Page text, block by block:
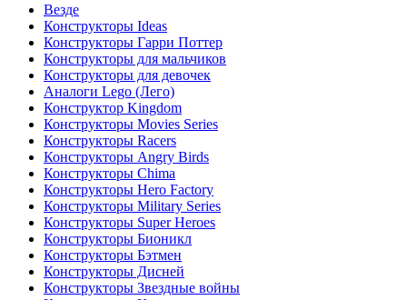
Везде
Конструкторы Ideas
Конструкторы Гарри Поттер
Конструкторы для мальчиков
Конструкторы для девочек
Аналоги Lego (Лего)
Конструктор Kingdom
Конструкторы Movies Series
Конструкторы Racers
Конструкторы Angry Birds
Конструкторы Chima
Конструкторы Hero Factory
Конструкторы Military Series
Конструкторы Super Heroes
Конструкторы Бионикл
Конструкторы Бэтмен
Конструкторы Дисней
Конструкторы Звездные войны